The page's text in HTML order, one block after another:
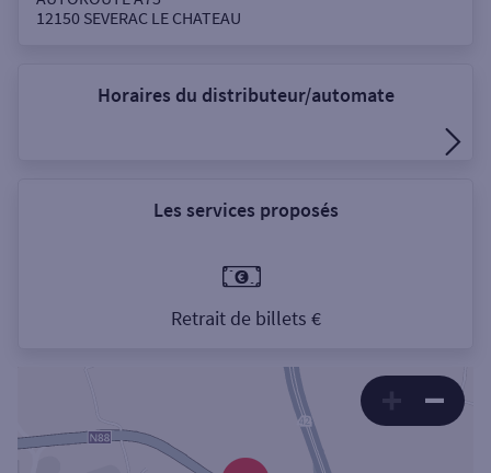
12150 SEVERAC LE CHATEAU
Horaires du distributeur/automate
Les services proposés
Retrait de billets €